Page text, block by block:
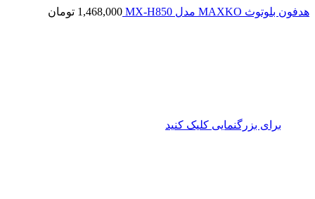
هدفون بلوتوث MAXKO مدل MX-H850 1,468,000 تومان
برای بزرگنمایی کلیک کنید